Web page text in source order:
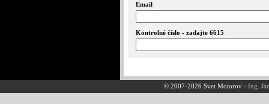
Email
Kontrolné číslo - zadajte 6615
© 2007-2026 Svet Motorov -Ing.